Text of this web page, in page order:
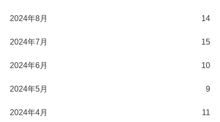
2024年8月 14
2024年7月 15
2024年6月 10
2024年5月 9
2024年4月 11